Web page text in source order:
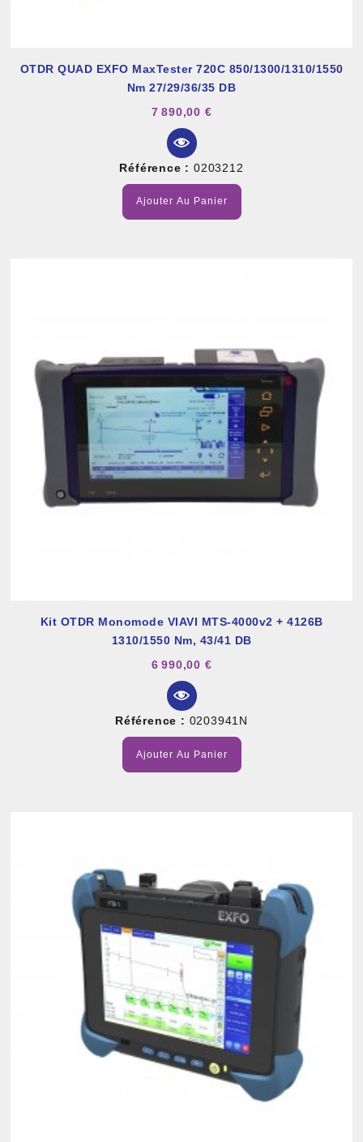
OTDR QUAD EXFO MaxTester 720C 850/1300/1310/1550
Nm 27/29/36/35 DB
7 890,00 €
Référence : 0203212
Ajouter Au Panier
Kit OTDR Monomode VIAVI MTS-4000v2 + 4126B
1310/1550 Nm, 43/41 DB
6 990,00 €
Référence : 0203941N
Ajouter Au Panier